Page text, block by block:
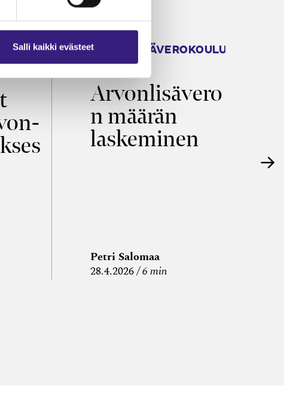
Salli kaikki evästeetARVONLISÄVEROKOULU
2026
Arvonlisävero
n määrän
laskeminen
Petri Salomaa
28.4.2026 6 min